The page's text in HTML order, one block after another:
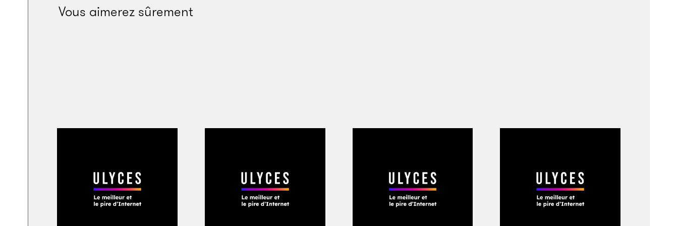
ancien procureur contre le crime organisé au Mexique, pour qui la question
aiderait les États-Unis à enquêter sur García Luna, un homme qui a acquis six
d’art et voitures de luxe. Des données bancaires ont déjà été transmises à la
justice américaine. «
Quelle garantie ont les citoyens s’il n’y a pas de frontière
entre les autorités et les criminels ?
» s’est ému le chef d’État. «
Si les autorités
Vous aimerez sûrement